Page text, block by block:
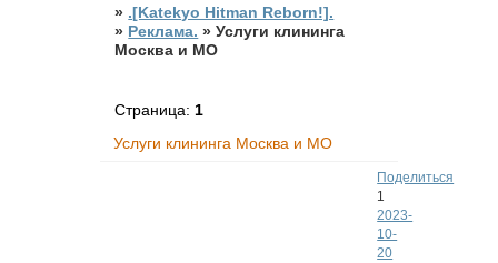
» .[Katekyo Hitman Reborn!].
» Реклама. »Услуги клининга
Москва и МО
Услуги клининга Москва и МО
Страница:1
Поделиться
1
2023-
10-
20